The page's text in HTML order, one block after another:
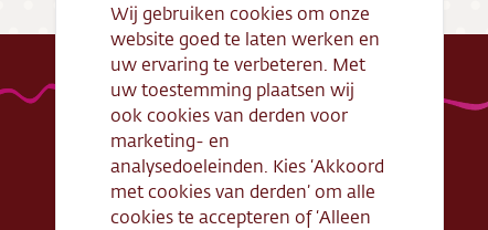
Handige links Webshop
Wij gebruiken cookies om onze
website goed te laten werken en
uw ervaring te verbeteren. Met
uw toestemming plaatsen wij
ook cookies van derden voor
marketing- en
analysedoeleinden. Kies ‘Akkoord
met cookies van derden’ om alle
cookies te accepteren of ‘Alleen